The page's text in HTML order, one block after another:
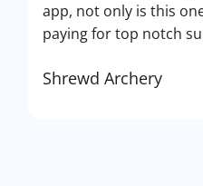
app, not only is this
paying for top notch
Shrewd Archery